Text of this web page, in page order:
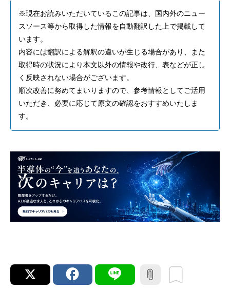
※現在お読みいただいているこの記事は、国内外のニュー
スソース等から取得した情報を自動翻訳した上で掲載して
います。
内容には翻訳による解釈の違いが生じる場合があり、また
取得時の状況により本文以外の情報や改行、表などが正し
く反映されない場合がございます。
順次改善に努めてまいりますので、参考情報としてご活用
いただき、必要に応じて原文の確認をおすすめいたしま
す。